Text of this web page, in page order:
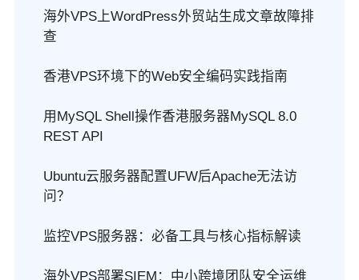
海外VPS上WordPress外贸站生成文章故障排
查
香港VPS环境下的Web安全编码实践指南
用MySQL Shell操作香港服务器MySQL 8.0
REST API
Ubuntu云服务器配置UFW后Apache无法访
问？
监控VPS服务器：必备工具与核心指标解读
海外VPS部署SIEM：中小跨境团队安全运维